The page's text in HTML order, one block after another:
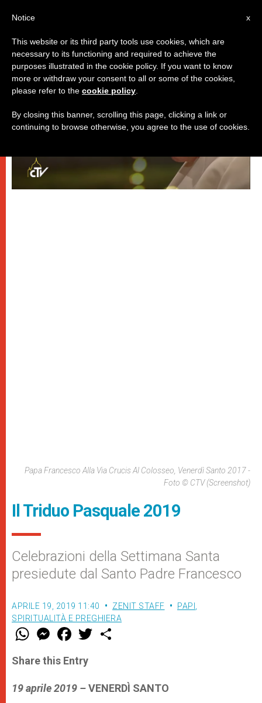
PAPI,SPIRITUALITÀ E PREGHIERA
Papa Francesco Alla Via Crucis Al Colosseo, Venerdì Santo 2017 -
Foto © CTV (Screenshot)
Il Triduo Pasquale 2019
Celebrazioni della Settimana Santa
presiedute dal Santo Padre Francesco
APRILE 19, 2019 11:40 ZENIT STAFF PAPI ,
SPIRITUALITÀ E PREGHIERA
W
t
s
p
p
M
e
s
e
g
e
F
a
e
b
o
k
w
r
Share this Entry
19 aprile 2019 –VENERDÌ SANTO
x
Notice
This website or its third party tools use cookies, which are
necessary to its functioning and required to achieve the
purposes illustrated in the cookie policy. If you want to know
more or withdraw your consent to all or some of the cookies,
please refer to the cookie policy
By closing this banner, scrolling this page, clicking a link or
continuing to browse otherwise, you agree to the use of cookies.